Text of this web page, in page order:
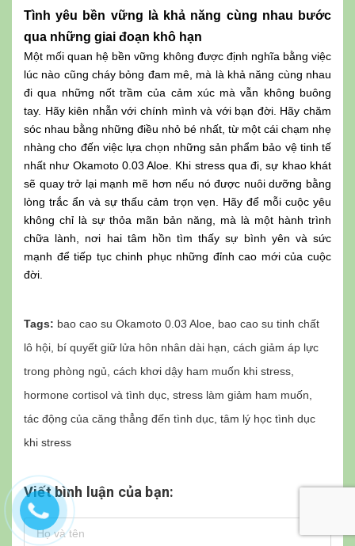
Tình yêu bền vững là khả năng cùng nhau bước
qua những giai đoạn khô hạn
Một mối quan hệ bền vững không được định nghĩa bằng việc
lúc nào cũng cháy bỏng đam mê, mà là khả năng cùng nhau
đi qua những nốt trầm của cảm xúc mà vẫn không buông
tay. Hãy kiên nhẫn với chính mình và với bạn đời. Hãy chăm
sóc nhau bằng những điều nhỏ bé nhất, từ một cái chạm nhẹ
nhàng cho đến việc lựa chọn những sản phẩm bảo vệ tinh tế
nhất như Okamoto 0.03 Aloe. Khi stress qua đi, sự khao khát
sẽ quay trở lại mạnh mẽ hơn nếu nó được nuôi dưỡng bằng
lòng trắc ẩn và sự thấu cảm trọn vẹn. Hãy để mỗi cuộc yêu
không chỉ là sự thỏa mãn bản năng, mà là một hành trình
chữa lành, nơi hai tâm hồn tìm thấy sự bình yên và sức
mạnh để tiếp tục chinh phục những đỉnh cao mới của cuộc
đời.
Tags: bao cao su Okamoto 0.03 Aloe bao cao su tinh chất
lô hội bí quyết giữ lửa hôn nhân dài hạn cách giảm áp lực
trong phòng ngủ cách khơi dậy ham muốn khi stress
hormone cortisol và tình dục stress làm giảm ham muốn
tác động của căng thẳng đến tình dục tâm lý học tình dục
khi stress
Viết bình luận của bạn: